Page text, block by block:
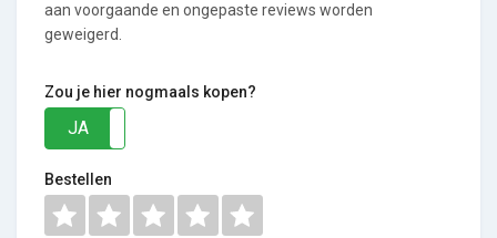
aan voorgaande en ongepaste reviews worden
geweigerd.
Zou je hier nogmaals kopen?
JA
Bestellen